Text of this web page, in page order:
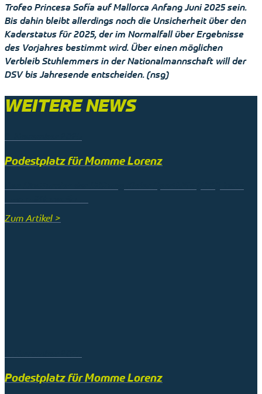
Trofeo Princesa Sofía auf Mallorca Anfang Juni 2025 sein.
Bis dahin bleibt allerdings noch die Unsicherheit über den
Kaderstatus für 2025, der im Normalfall über Ergebnisse
des Vorjahres bestimmt wird. Über einen möglichen
Verbleib Stuhlemmers in der Nationalmannschaft will der
DSV bis Jahresende entscheiden. (nsg)
WEITERE NEWS
Podestplatz für Momme Lorenz
Zum Artikel >
Podestplatz für Momme Lorenz